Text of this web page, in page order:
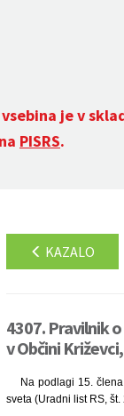
je v
PISRS.
KAZALO
4307. Pravilnik
v Občini
Na podlagi 15.
sveta (Uradni list RS,